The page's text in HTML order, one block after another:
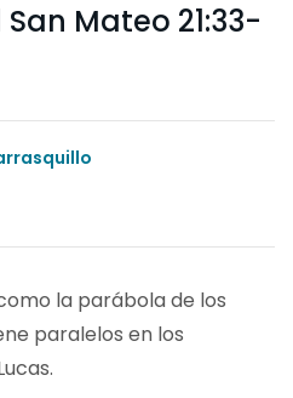
Mateo 21:33-
la parábola de los
paralelos en los